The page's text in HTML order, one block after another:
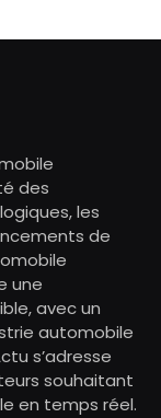
des
les
de
une
avec un
automobile
s’adresse
souhaitant
en temps réel.